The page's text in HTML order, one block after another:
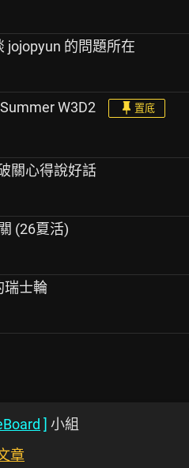
jojopyun 的問題所在
W3D2 置底
關心得說好話
(26夏活)
瑞士輪
] 小組
章